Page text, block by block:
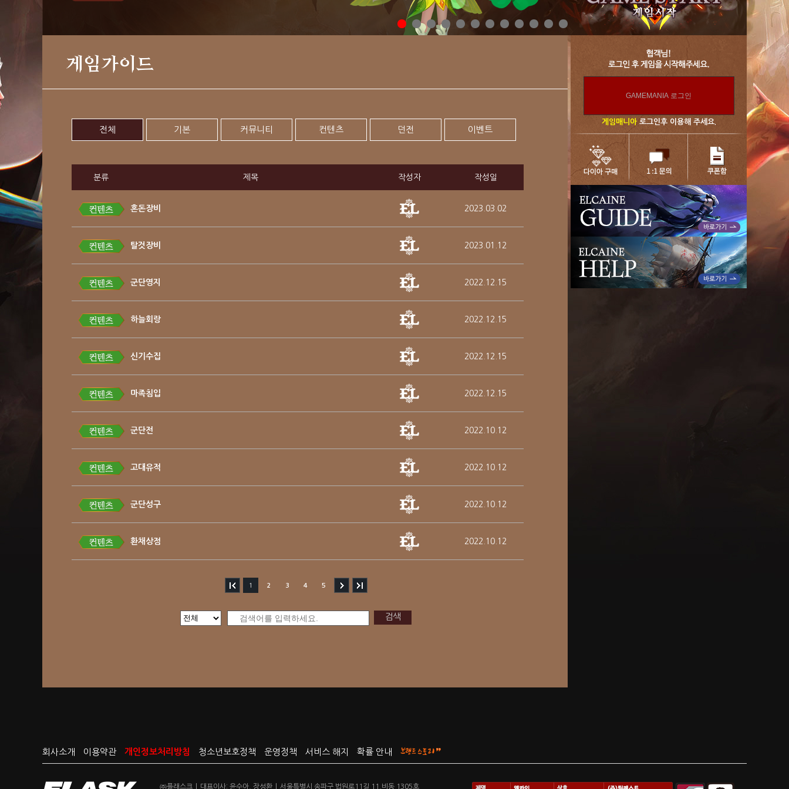
게임매니아로그인후 이용해 주세요.
게임가이드
전체 기본 커뮤니티 컨텐츠 던전 이벤트
분류 제목 작성자 작성일
혼돈장비 2023.03.02
탈것장비 2023.01.12
군단영지 2022.12.15
하늘회랑 2022.12.15
신기수집 2022.12.15
마족침입 2022.12.15
군단전 2022.10.12
고대유적 2022.10.12
군단성구 2022.10.12
환채상점 2022.10.12
1 2 3 4 5
검색
회사소개 이용약관 개인정보처리방침 청소년보호정책 운영정책 서비스 해지 확률 안내
㈜플래스크 대표이사: 윤수아, 장성환 서울특별시 송파구 법원로11길 11,비동 1305호